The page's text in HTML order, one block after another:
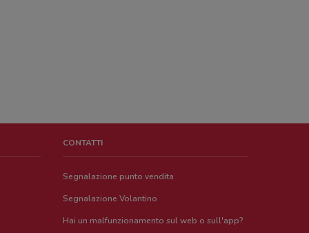
CONTATTI
Segnalazione punto vendita
Segnalazione Volantino
Hai un malfunzionamento sul web o sull'app?